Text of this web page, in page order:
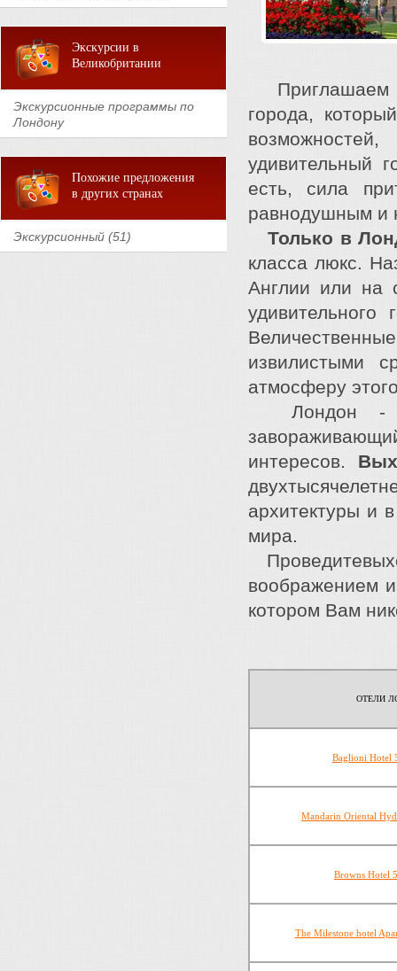
Экскурсии в
Великобритании
Экскурсионные программы по
Лондону
Похожие предложения
в других странах
Экскурсионный (51)
города,
удивительный
есть, сила
равнодушным и
Только в
класса люкс.
Англии или на
извилистыми
атмосферу
Лондон -
интересов.
архитектуры и
мира.
воображением
котором Вам
ОТЕЛИ
Baglioni Hotel
Mandarin Oriental
Browns Hotel
The Milestone hotel